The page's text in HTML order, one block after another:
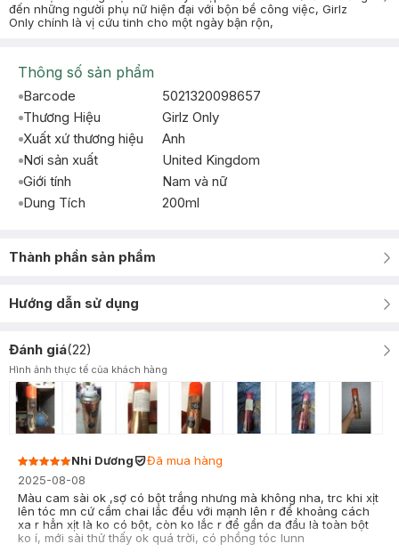
đến những người phụ nữ hiện đại với bộn bề công việc, Girlz
Only chính là vị cứu tinh cho một ngày bận rộn,
Thông số sản phẩm
Barcode
5021320098657
Thương Hiệu
Girlz Only
Xuất xứ thương hiệu
Anh
Nơi sản xuất
United Kingdom
Giới tính
Nam và nữ
Dung Tích
200ml
Thành phần sản phẩm
Hướng dẫn sử dụng
Đánh giá(22)
Hình ảnh thực tế của khách hàng
Nhi Dương
Đã mua hàng
2025-08-08
Màu cam sài ok ,sợ có bột trắng nhưng mà không nha, trc khi xịt
lên tóc mn cứ cầm chai lắc đều với mạnh lên r để khoảng cách
xa r hẳn xịt là ko có bột, còn ko lắc r để gần da đầu là toàn bột
ko í, mới sài thử thấy ok quá trời, có phồng tóc lunn